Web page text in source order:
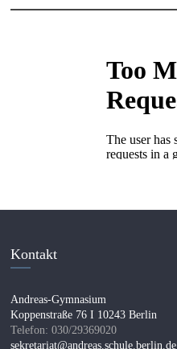
Kontakt
Andreas-Gymnasium
Koppenstraße 76 I 10243 Berlin
Telefon: 030/29369020
sekretariat@andreas.schule.berlin.de